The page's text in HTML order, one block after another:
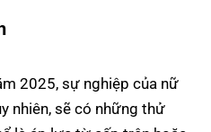
2025, sự nghiệp của nữ
nhiên, sẽ có những thử